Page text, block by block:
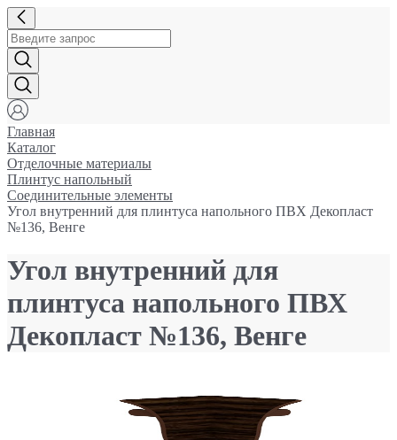
Главная
Каталог
Отделочные материалы
Плинтус напольный
Соединительные элементы
Угол внутренний для плинтуса напольного ПВХ Декопласт
№136, Венге
Угол внутренний для
плинтуса напольного ПВХ
Декопласт №136, Венге